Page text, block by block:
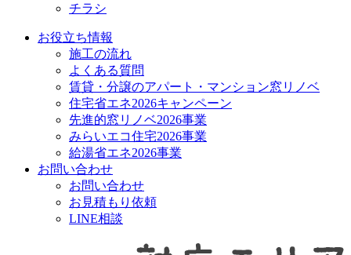
チラシ
お役立ち情報
施工の流れ
よくある質問
賃貸・分譲のアパート・マンション窓リノベ
住宅省エネ2026キャンペーン
先進的窓リノベ2026事業
みらいエコ住宅2026事業
給湯省エネ2026事業
お問い合わせ
お問い合わせ
お見積もり依頼
LINE相談